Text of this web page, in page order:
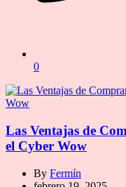
0
Las Ventajas de
el Cyber Wow
By Fermín